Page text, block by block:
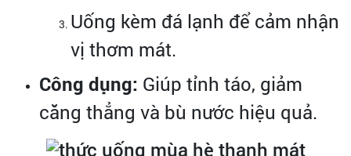
Uống kèm đá lạnh để cảm nhận
vị thơm mát.
Công dụng: Giúp tỉnh táo, giảm
căng thẳng và bù nước hiệu quả.